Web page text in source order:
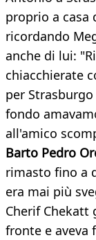
proprio a casa
ricordando
anche di lui:
chiacchierate
per
fondo
all'amico
Barto Pedro
rimasto fino a
era mai più
Cherif Chekatt
fronte e aveva